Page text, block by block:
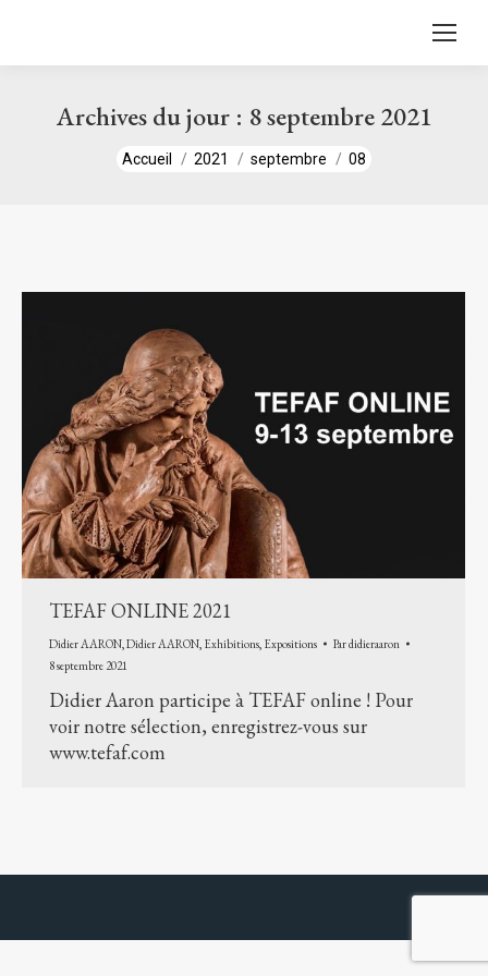
Archives du jour : 8 septembre 2021
Vous êtes ici :
Accueil 2021 septembre 08
TEFAF ONLINE 2021
Didier AARON,Didier AARON, Exhibitions, Expositions Pardidieraaron
8 septembre 2021
Didier Aaron participe à TEFAF online ! Pour
voir notre sélection, enregistrez-vous sur
www.tefaf.com